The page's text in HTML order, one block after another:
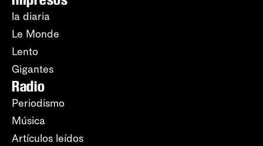
la diaria
Le Monde
Lento
Gigantes
Radio
Periodismo
Música
Artículos leídos